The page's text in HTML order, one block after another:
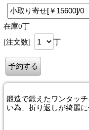
在庫0丁
[注文数]
丁
鍛造で鍛えたワンタッ
い為、折り返しが綺麗に